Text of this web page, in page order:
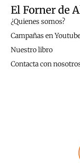
El Forner de
¿Quienes somos?
Campañas en
Nuestro libro
Contacta con